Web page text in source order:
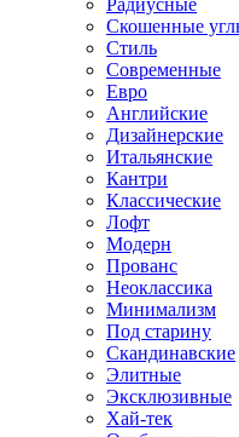
Радиусные
Скошенные
Стиль
Современные
Евро
Английские
Дизайнерские
Итальянские
Кантри
Классические
Лофт
Модерн
Прованс
Неоклассика
Минимализм
Под старину
Скандинавские
Элитные
Эксклюзивные
Хай-тек